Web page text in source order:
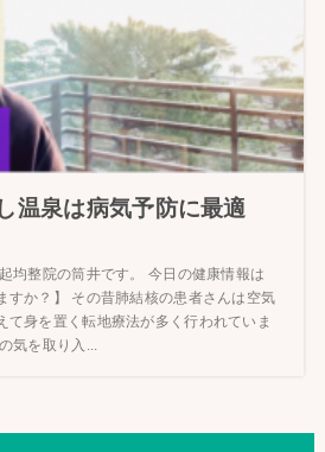
温泉は病気予防に最適
均整院の筒井です。 今日の健康情報は
すか？】 その昔肺結核の患者さんは空気
て身を置く転地療法が多く行われていま
気を取り入...